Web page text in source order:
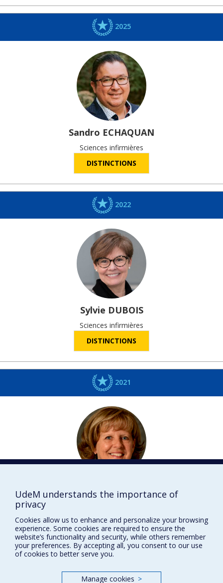
2025
Sandro ECHAQUAN
Sciences infirmières
DISTINCTIONS
2022
Sylvie DUBOIS
Sciences infirmières
DISTINCTIONS
2021
Francine DUCHARME
Sciences infirmières
DISTINCTIONS
Prix et distinctions
UdeM understands the importance of
privacy
Cookies allow us to enhance and personalize your browsing
experience. Some cookies are required to ensure the
website’s functionality and security, while others remember
your preferences. By accepting all, you consent to our use
of cookies to better serve you.
Manage cookies >